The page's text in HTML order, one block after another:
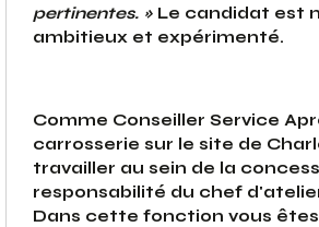
pertinentes. » Le candidat est
ambitieux et expérimenté.
Comme Conseiller Service
carrosserie sur le site de
travailler au sein de la
responsabilité du chef
Dans cette fonction vous